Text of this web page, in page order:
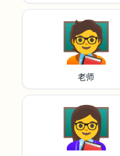
🧑‍🏫
老师
👩‍🏫